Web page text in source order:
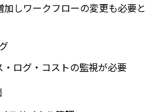
加しワークフローの変更も必要と
・ログ・コストの監視が必要